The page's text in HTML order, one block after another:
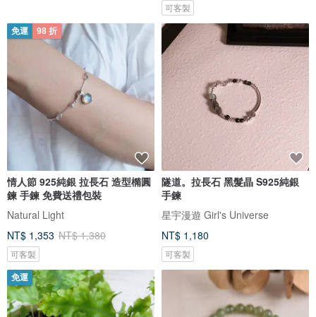
可客製
免運 98 折
情人節 925純銀 拉長石 造型橢圓
鍊 手鍊 免費送禮包裝
Natural Light
NT$ 1,353 NT$ 1,380
可客製
隧道。拉長石 黑髮晶 S925純銀
手鍊
星宇漫遊 Girl's Universe
NT$ 1,180
可客製
免運